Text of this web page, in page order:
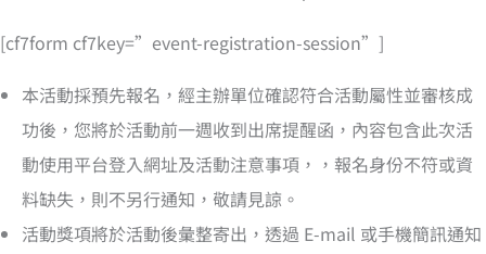
[cf7form cf7key=”event-registration-session”]
本活動採預先報名，經主辦單位確認符合活動屬性並審核成
功後，您將於活動前一週收到出席提醒函，內容包含此次活
動使用平台登入網址及活動注意事項，，報名身份不符或資
料缺失，則不另行通知，敬請見諒。
活動獎項將於活動後彙整寄出，透過 E-mail 或手機簡訊通知